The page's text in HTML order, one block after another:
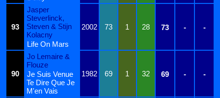
93
Jasper
Steverlinck,
Steven & Stijn
Kolacny
2002 73 1 28 73 -
-
Life On Mars
90
Jo Lemaire &
Flouze
1982
69 1 32 69 - -
Je Suis Venue
Te Dire Que Je
M'en Vais